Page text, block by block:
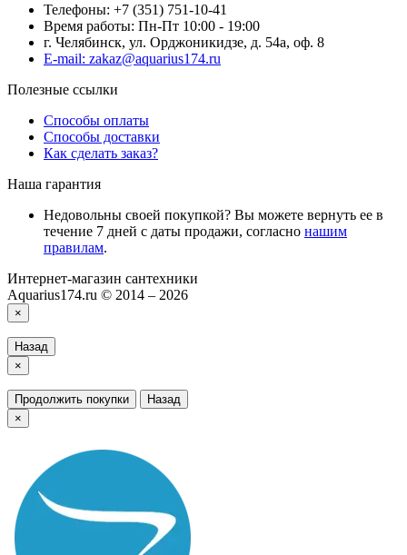
Телефоны: +7 (351) 751-10-41
Время работы: Пн-Пт 10:00 - 19:00
г. Челябинск, ул. Орджоникидзе, д. 54а, оф. 8
E-mail: zakaz@aquarius174.ru
Полезные ссылки
Способы оплаты
Способы доставки
Как сделать заказ?
Наша гарантия
Недовольны своей покупкой? Вы можете вернуть ее в
течение 7 дней с даты продажи, согласно нашим
правилам.
Интернет-магазин сантехники
Aquarius174.ru © 2014 – 2026
×
Назад
×
Продолжить покупки
Назад
×